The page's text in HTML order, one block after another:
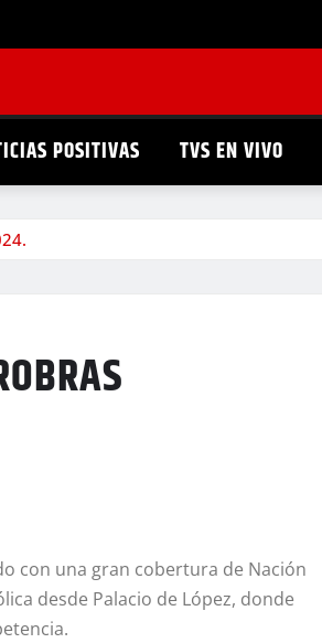
POSITIVAS TVS EN VIVO
con una gran cobertura de Nación
desde Palacio de López, donde